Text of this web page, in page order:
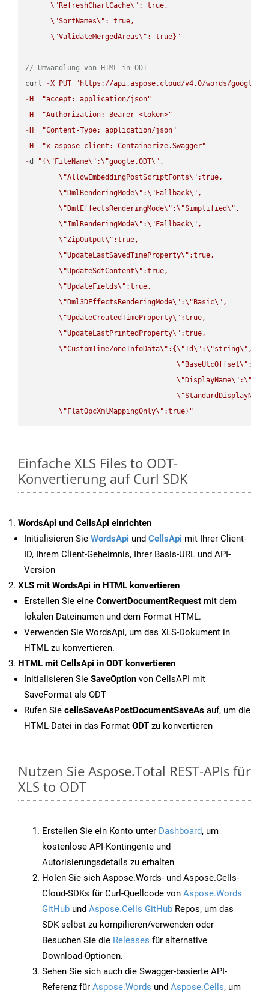
\" RefreshChartCache\" : true,
\"SortNames\" : true,
\"ValidateMergedAreas\" : true}"
// Umwandlung von HTML in ODT
curl
-X PUT
"https://api.aspose.cloud/v4.0/words/
- H
"accept: application/json"
- H
"Authorization: Bearer <token>"
- H
"Content-Type: application/json"
- H
"x-aspose-client: Containerize.Swagger"
-d "{\" FileName\" :\"google.ODT\" ,
\"AllowEmbeddingPostScriptFonts\" :true,
\" DmlRenderingMode\" :\" Fallback\" ,
\" DmlEffectsRenderingMode\" :\"Simplified\" ,
\"ImlRenderingMode\" :\" Fallback\" ,
\"ZipOutput\" :true,
\"UpdateLastSavedTimeProperty\" :true,
\"UpdateSdtContent\" :true,
\"UpdateFields\" :true,
\" Dml3DEffectsRenderingMode\" :\" Basic\" ,
\"UpdateCreatedTimeProperty\" :true,
\"UpdateLastPrintedProperty\" :true,
\"CustomTimeZoneInfoData\" :{\"Id\" :\"string\" ,
\" BaseUtcOffset\" :
\" DisplayName\" :\"
\"StandardDisplayName
\" FlatOpcXmlMappingOnly\" :true}"
Einfache XLS Files to ODT-
Konvertierung auf Curl SDK
WordsApi und CellsApi einrichten
Initialisieren Sie WordsApi und CellsApi mit Ihrer Client-
ID, Ihrem Client-Geheimnis, Ihrer Basis-URL und API-
Version
XLS mit WordsApi in HTML konvertieren
Erstellen Sie eine ConvertDocumentRequest mit dem
lokalen Dateinamen und dem Format HTML.
Verwenden Sie WordsApi, um das XLS-Dokument in
HTML zu konvertieren.
HTML mit CellsApi in ODT konvertieren
Initialisieren Sie SaveOption von CellsAPI mit
SaveFormat als ODT
Rufen Sie cellsSaveAsPostDocumentSaveAs auf, um die
HTML-Datei in das Format ODT zu konvertieren
Nutzen Sie Aspose.Total REST-APIs für
XLS to ODT
Erstellen Sie ein Konto unter Dashboard, um
kostenlose API-Kontingente und
Autorisierungsdetails zu erhalten
Holen Sie sich Aspose.Words- und Aspose.Cells-
Cloud-SDKs für Curl-Quellcode von Aspose.Words
GitHub und Aspose.Cells GitHub Repos, um das
SDK selbst zu kompilieren/verwenden oder
Besuchen Sie die Releases für alternative
Download-Optionen.
Sehen Sie sich auch die Swagger-basierte API-
Referenz für Aspose.Words und Aspose.Cells, um